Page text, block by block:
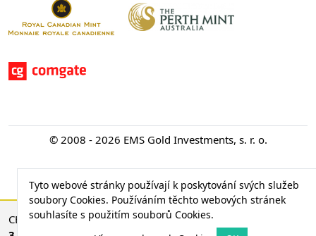
Tyto webové stránky používají k poskytování svých služeb
soubory Cookies. Používáním těchto webových stránek
souhlasíte s použitím souborů Cookies.
© 2008 - 2026 EMS Gold Investments, s. r. o.
CENA ZLATA